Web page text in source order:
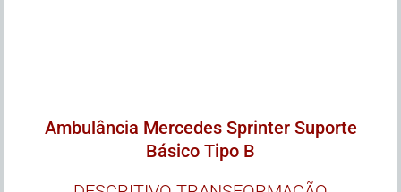
Ambulância Mercedes Sprinter Suporte
Básico Tipo B